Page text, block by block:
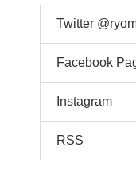
Twitter
Facebook
Instagram
RSS